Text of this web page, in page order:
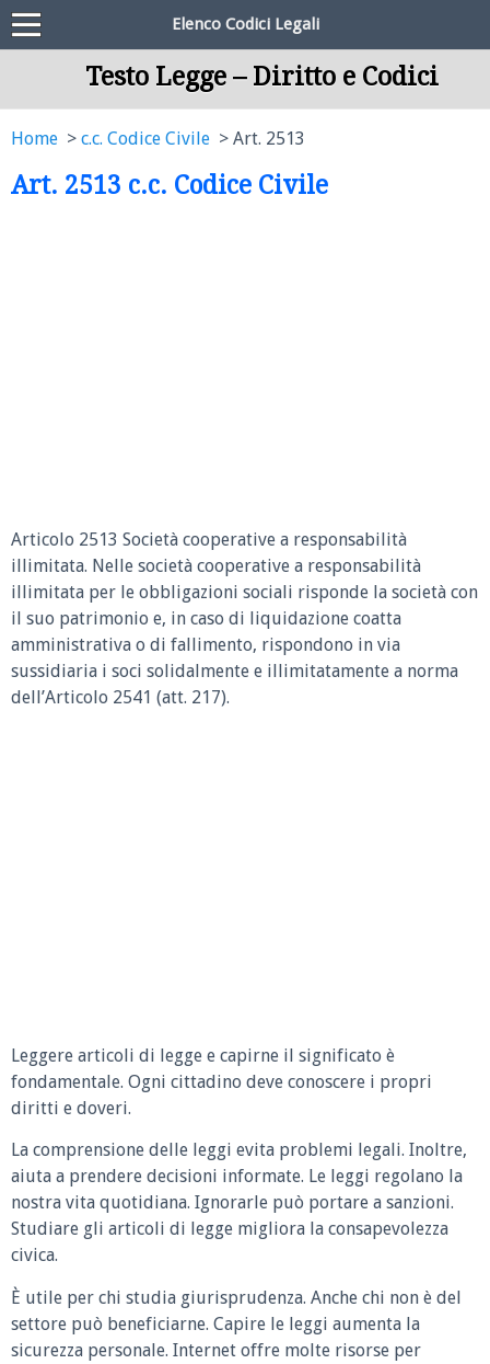
Elenco Codici Legali
Testo Legge – Diritto e Codici
Home c.c. Codice Civile Art. 2513
Art. 2513 c.c. Codice Civile
Articolo 2513 Società cooperative a responsabilità
illimitata. Nelle società cooperative a responsabilità
illimitata per le obbligazioni sociali risponde la società con
il suo patrimonio e, in caso di liquidazione coatta
amministrativa o di fallimento, rispondono in via
sussidiaria i soci solidalmente e illimitatamente a norma
dell’Articolo 2541 (att. 217).
Leggere articoli di legge e capirne il significato è
fondamentale. Ogni cittadino deve conoscere i propri
diritti e doveri.
La comprensione delle leggi evita problemi legali. Inoltre,
aiuta a prendere decisioni informate. Le leggi regolano la
nostra vita quotidiana. Ignorarle può portare a sanzioni.
Studiare gli articoli di legge migliora la consapevolezza
civica.
È utile per chi studia giurisprudenza. Anche chi non è del
settore può beneficiarne. Capire le leggi aumenta la
sicurezza personale. Internet offre molte risorse per